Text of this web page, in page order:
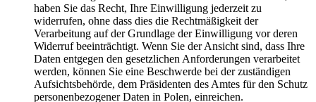
haben Sie das Recht, Ihre Einwilligung jederzeit zu
widerrufen, ohne dass dies die Rechtmäßigkeit der
Verarbeitung auf der Grundlage der Einwilligung vor deren
Widerruf beeinträchtigt. Wenn Sie der Ansicht sind, dass Ihre
Daten entgegen den gesetzlichen Anforderungen verarbeitet
werden, können Sie eine Beschwerde bei der zuständigen
Aufsichtsbehörde, dem Präsidenten des Amtes für den Schutz
personenbezogener Daten in Polen, einreichen.